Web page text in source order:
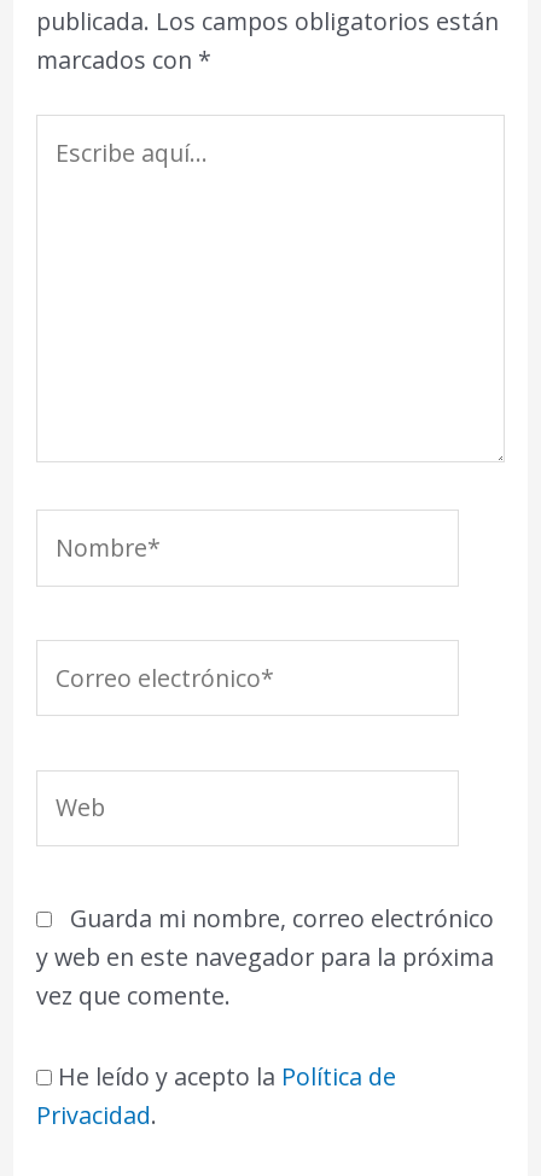
publicada. Los campos obligatorios están
marcados con *
aquí...
electrónico*
Guarda mi nombre, correo electrónico
y web en este navegador para la próxima
vez que comente.
He leído y acepto la Política de
Privacidad.